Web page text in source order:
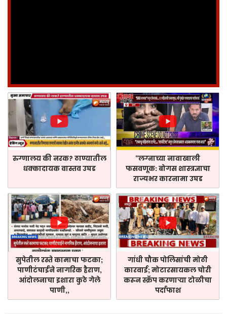
रुग्णालय की नरक? ठाण्यातील
धक्कादायक वास्तव उघड
“लग्नाच्या नावाखाली
फसवणूक: बोगस शास्त्रज्ञाचा
राज्यभर कारनामा उघड
सुपेतील रस्ते कामाचा फटका;
पाणीटंचाईने नागरिक हैराण,
आंदोलनाचा इशारा कुठे गेले
पाणी,,
गांधी चौक पोलिसांची मोठी
कारवाई; मोटारसायकल चोरी
करून स्क्रॅप करणाऱ्या टोळीचा
पर्दाफाश